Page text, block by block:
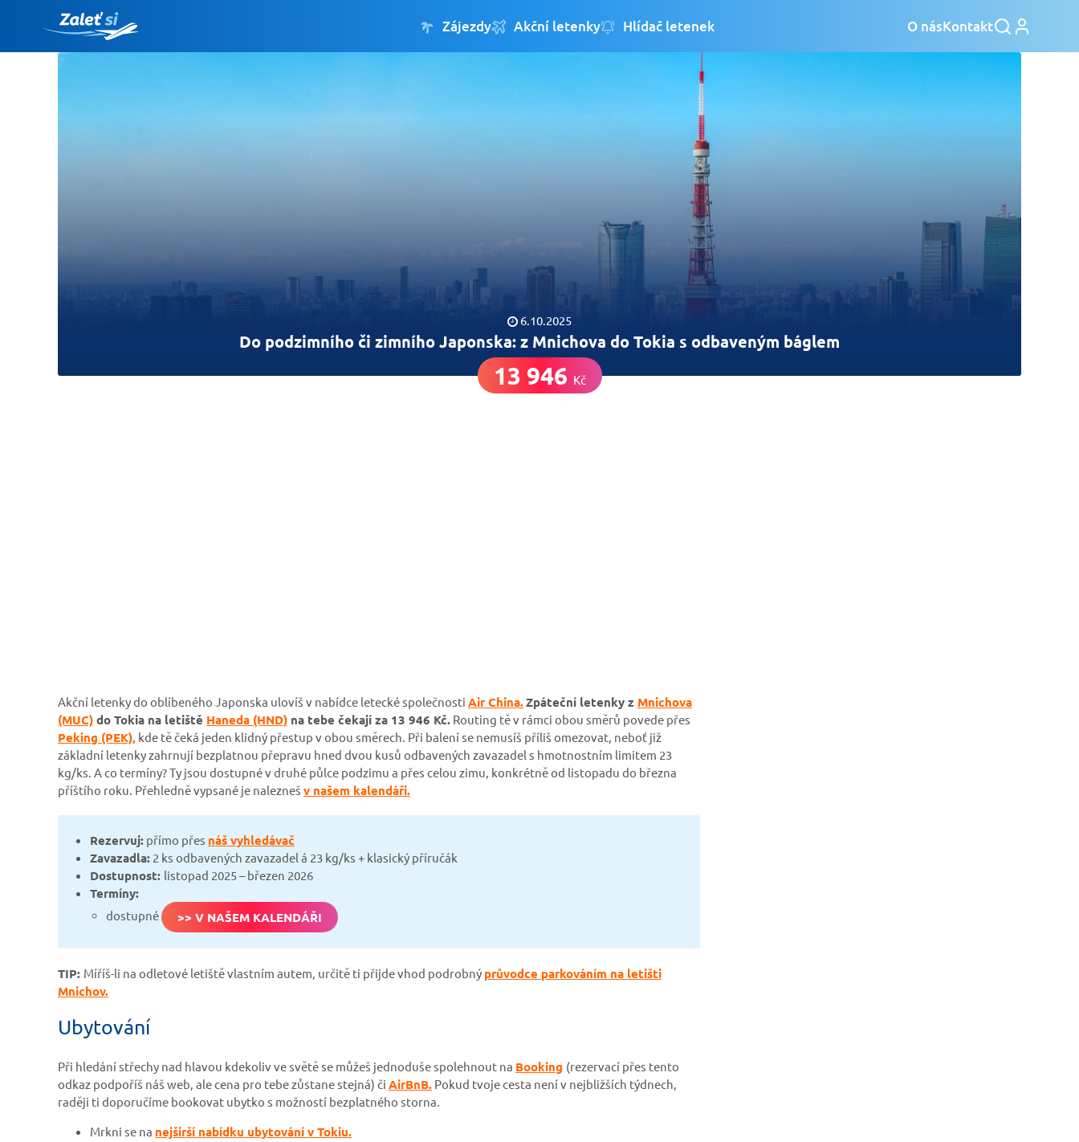
Zájezdy Akční letenky Hlídač letenek O násKontakt
6.10.2025
Do podzimního či zimního Japonska: z Mnichova do Tokia s odbaveným báglem
13 946 Kč
Akční letenky do oblíbeného Japonska ulovíš v nabídce letecké společnosti Air China.Zpáteční letenky z Mnichova
(MUC) do Tokia na letiště Haneda (HND) na tebe čekají za 13 946 Kč. Routing tě v rámci obou směrů povede přes
Peking (PEK), kde tě čeká jeden klidný přestup v obou směrech. Při balení se nemusíš příliš omezovat, neboť již
základní letenky zahrnují bezplatnou přepravu hned dvou kusů odbavených zavazadel s hmotnostním limitem 23
kg/ks. A co termíny? Ty jsou dostupné v druhé půlce podzimu a přes celou zimu, konkrétně od listopadu do března
příštího roku. Přehledně vypsané je nalezneš v našem kalendáři.
Rezervuj: přímo přes náš vyhledávač
Zavazadla: 2 ks odbavených zavazadel á 23 kg/ks + klasický příručák
Dostupnost: listopad 2025 – březen 2026
Termíny:
dostupné >> V NAŠEM KALENDÁŘI
TIP: Míříš-li na odletové letiště vlastním autem, určitě ti přijde vhod podrobný průvodce parkováním na letišti
Mnichov.
Ubytování
Při hledání střechy nad hlavou kdekoliv ve světě se můžeš jednoduše spolehnout na Booking (rezervací přes tento
odkaz podpoříš náš web, ale cena pro tebe zůstane stejná) či AirBnB. Pokud tvoje cesta není v nejbližších týdnech,
raději ti doporučíme bookovat ubytko s možností bezplatného storna.
Mrkni se na nejširší nabídku ubytování v Tokiu.